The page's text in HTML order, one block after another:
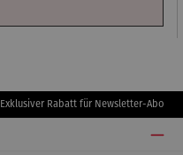
Exklusiver Rabatt für Newsletter-Abo